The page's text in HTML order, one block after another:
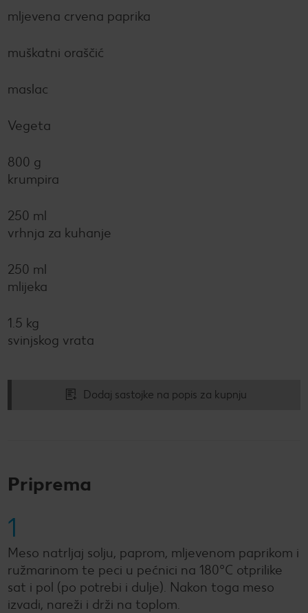
mljevena crvena paprika
muškatni oraščić
maslac
Vegeta
800 g
krumpira
250 ml
vrhnja za kuhanje
250 ml
mlijeka
1.5 kg
svinjskog vrata
Dodaj sastojke na popis za kupnju
Priprema
1
Meso natrljaj solju, paprom, mljevenom paprikom i
ružmarinom te peci u pećnici na 180°C otprilike
sat i pol (po potrebi i dulje). Nakon toga meso
izvadi, nareži i drži na toplom.